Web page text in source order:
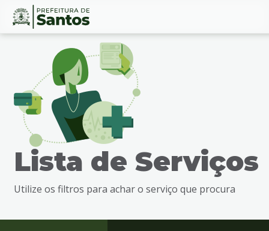
Ir
busca
Ir
Conteúdo
Lista de Serviços
Utilize os filtros para achar o serviço que procura